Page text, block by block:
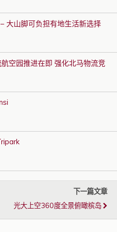
大山脚可负担有地生活新选择
空园推进在即 强化北马物流竞
下一篇文章
光大上空360度全景俯瞰槟岛